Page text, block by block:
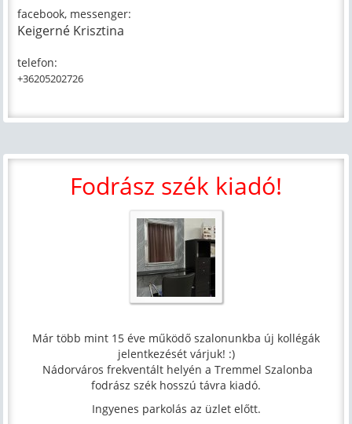
facebook, messenger:
Keigerné Krisztina
telefon:
+36205202726
Fodrász szék kiadó!
Már több mint 15 éve működő szalonunkba új kollégák
jelentkezését várjuk! :)
Nádorváros frekventált helyén a Tremmel Szalonba
fodrász szék hosszú távra kiadó.
Ingyenes parkolás az üzlet előtt.